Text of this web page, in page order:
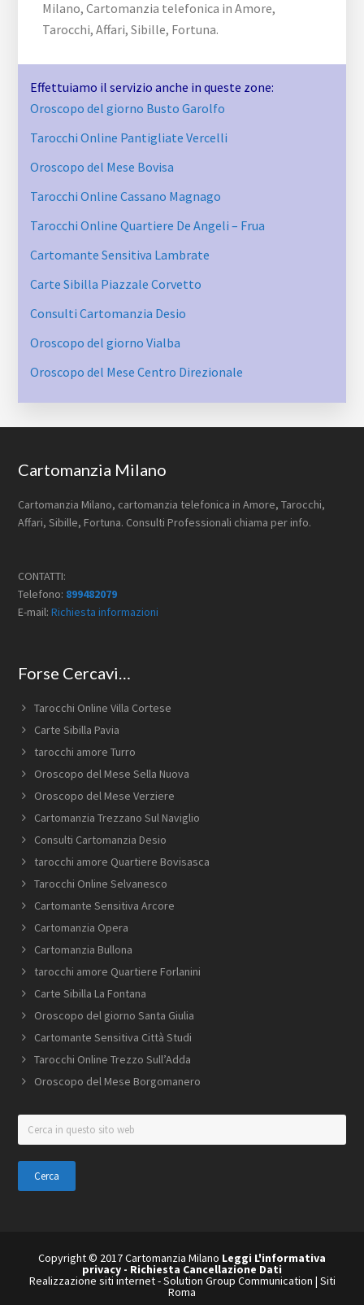
Milano, Cartomanzia telefonica in Amore,
Tarocchi, Affari, Sibille, Fortuna.
Effettuiamo il servizio anche in queste zone:
Oroscopo del giorno Busto Garolfo
Tarocchi Online Pantigliate Vercelli
Oroscopo del Mese Bovisa
Tarocchi Online Cassano Magnago
Tarocchi Online Quartiere De Angeli – Frua
Cartomante Sensitiva Lambrate
Carte Sibilla ​Piazzale ​Corvetto
Consulti Cartomanzia Desio
Oroscopo del giorno Vialba
Oroscopo del Mese Centro Direzionale
Footer
Cartomanzia Milano
Cartomanzia Milano, cartomanzia telefonica in Amore, Tarocchi,
Affari, Sibille, Fortuna. Consulti Professionali chiama per info.
CONTATTI:
Telefono: 899482079
E-mail:Richiesta informazioni
Forse Cercavi…
Tarocchi Online Villa Cortese
Carte Sibilla Pavia
tarocchi amore Turro
Oroscopo del Mese Sella Nuova
Oroscopo del Mese Verziere
Cartomanzia Trezzano Sul Naviglio
Consulti Cartomanzia Desio
tarocchi amore Quartiere Bovisasca
Tarocchi Online Selvanesco
Cartomante Sensitiva Arcore
Cartomanzia Opera
Cartomanzia Bullona
tarocchi amore Quartiere Forlanini
Carte Sibilla La Fontana
Oroscopo del giorno Santa Giulia
Cartomante Sensitiva Città Studi
Tarocchi Online Trezzo Sull’Adda
Oroscopo del Mese Borgomanero
Cerca
in
questo
sito
web
Copyright © 2017 Cartomanzia Milano Leggi L'informativa
privacy - Richiesta Cancellazione Dati
Realizzazione siti internet-Solution Group Communication | Siti
Roma